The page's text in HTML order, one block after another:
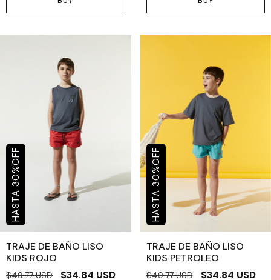
30
%
OFF
TRAJE DE BAÑO LISO
KIDS ROJO
$49.77 USD $34.84 USD
30
%
OFF
TRAJE DE BAÑO LISO
KIDS PETROLEO
$49.77 USD $34.84 USD